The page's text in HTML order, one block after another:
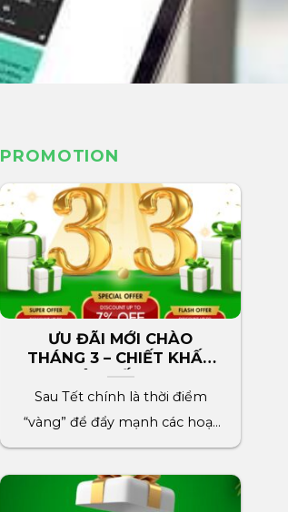
PROMOTION
ƯU ĐÃI MỚI CHÀO
THÁNG 3 – CHIẾT KHẤU
LÊN ĐẾN 7%
Sau Tết chính là thời điểm
“vàng” để đẩy mạnh các hoạt
động marketing cho[...]